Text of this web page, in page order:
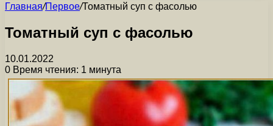
Главная/Первое/Томатный суп с фасолью
Томатный суп с фасолью
10.01.2022
0 Время чтения: 1 минута